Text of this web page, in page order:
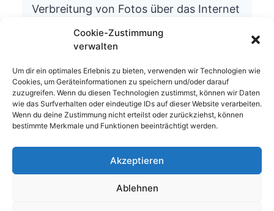
Cookie-Zustimmung
verwalten
Um dir ein optimales Erlebnis zu bieten, verwenden wir Technologien wie
Cookies, um Geräteinformationen zu speichern und/oder darauf
zuzugreifen. Wenn du diesen Technologien zustimmst, können wir Daten
wie das Surfverhalten oder eindeutige IDs auf dieser Website verarbeiten.
Wenn du deine Zustimmung nicht erteilst oder zurückziehst, können
bestimmte Merkmale und Funktionen beeinträchtigt werden.
Akzeptieren
Ablehnen
Verbreitung von Fotos über das Internet
ist aus datenschutzrechtlichen Gründen
nicht gestattet.
Wir bitten um Ihr Verständnis.
Die Schulleitung